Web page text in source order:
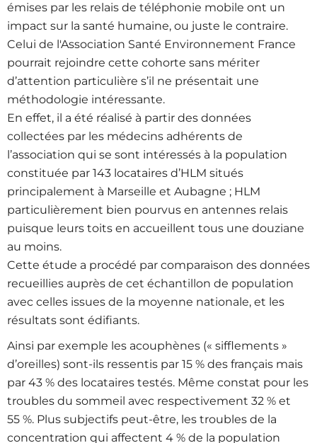
émises par les relais de téléphonie mobile ont un
impact sur la santé humaine, ou juste le contraire.
Celui de l'Association Santé Environnement France
pourrait rejoindre cette cohorte sans mériter
d’attention particulière s’il ne présentait une
méthodologie intéressante.
En effet, il a été réalisé à partir des données
collectées par les médecins adhérents de
l’association qui se sont intéressés à la population
constituée par 143 locataires d’HLM situés
principalement à Marseille et Aubagne ; HLM
particulièrement bien pourvus en antennes relais
puisque leurs toits en accueillent tous une douziane
au moins.
Cette étude a procédé par comparaison des données
recueillies auprès de cet échantillon de population
avec celles issues de la moyenne nationale, et les
résultats sont édifiants.
Ainsi par exemple les acouphènes (« sifflements »
d’oreilles) sont-ils ressentis par 15 % des français mais
par 43 % des locataires testés. Même constat pour les
troubles du sommeil avec respectivement 32 % et
55 %. Plus subjectifs peut-être, les troubles de la
concentration qui affectent 4 % de la population